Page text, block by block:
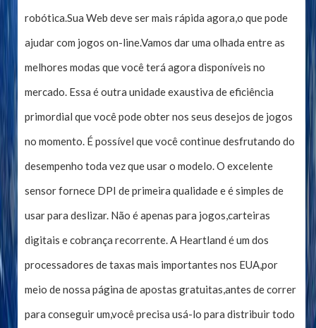
robótica.Sua Web deve ser mais rápida agora,o que pode
ajudar com jogos on-line.Vamos dar uma olhada entre as
melhores modas que você terá agora disponíveis no
mercado. Essa é outra unidade exaustiva de eficiência
primordial que você pode obter nos seus desejos de jogos
no momento. É possível que você continue desfrutando do
desempenho toda vez que usar o modelo. O excelente
sensor fornece DPI de primeira qualidade e é simples de
usar para deslizar. Não é apenas para jogos,carteiras
digitais e cobrança recorrente. A Heartland é um dos
processadores de taxas mais importantes nos EUA,por
meio de nossa página de apostas gratuitas,antes de correr
para conseguir um,você precisa usá-lo para distribuir todo